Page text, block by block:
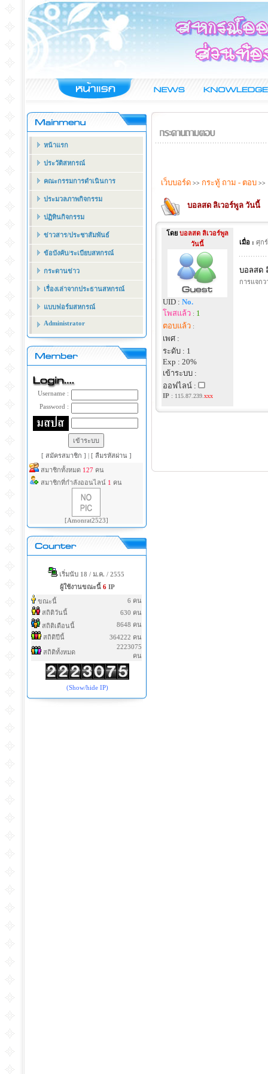
หน้าแรก
ประวัติสหกรณ์
คณะกรรมการดำเนินการ
ประมวลภาพกิจกรรม
ปฏิทินกิจกรรม
ข่าวสาร/ประชาสัมพันธ์
ข้อบังคับ/ระเบียบสหกรณ์
กระดานข่าว
เรื่องเล่าจากประธานสหกรณ์
แบบฟอร์มสหกรณ์
Administrator
Username :
Password :
[ สมัครสมาชิก ] | [ ลืมรหัสผ่าน ]
สมาชิกทั้งหมด 127 คน
สมาชิกที่กำลังออนไลน์ 1 คน
[Amonrat2523]
เริ่มนับ 18 / ม.ค. / 2555
ผู้ใช้งานขณะนี้ 6IP
ขณะนี้
6 คน
สถิติวันนี้
630 คน
สถิติเดือนนี้
8648 คน
สถิติปีนี้
364222 คน
สถิติทั้งหมด
2223075
คน
(Show/hide IP)
เว็บบอร์ด >> กระทู้ ถาม - ตอบ >>
บอลสด ลิเวอร์พูล วันนี้
โดย บอลสด ลิเวอร์พูล
วันนี้
UID : No.
โพสแล้ว: 1
ตอบแล้ว:
เพศ :
ระดับ : 1
Exp : 20%
เข้าระบบ :
ออฟไลน์ :
IP: 115.87.239. xxx
เมื่อ : ศุก
บอลสด
การแจก